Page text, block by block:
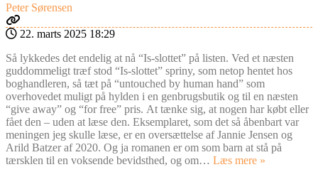
Peter Sørensen
22. marts 2025 18:29
Så lykkedes det endelig at nå “Is-slottet” på listen. Ved et næsten
guddommeligt træf stod “Is-slottet” spriny, som netop hentet hos
boghandleren, så tæt på “untouched by human hand” som
overhovedet muligt på hylden i en genbrugsbutik og til en næsten
“give away” og “for free” pris. At tænke sig, at nogen har købt eller
fået den – uden at læse den. Eksemplaret, som det så åbenbart var
meningen jeg skulle læse, er en oversættelse af Jannie Jensen og
Arild Batzer af 2020. Og ja romanen er om som barn at stå på
tærsklen til en voksende bevidsthed, og om… Læs mere »